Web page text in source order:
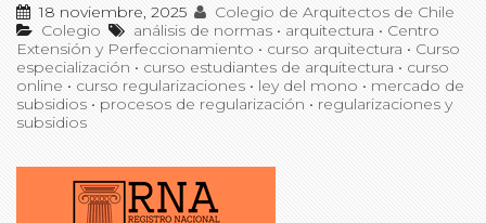
18 noviembre, 2025
Colegio de Arquitectos de Chile
Colegio
análisis de normas • arquitectura • Centro
Extensión y Perfeccionamiento • curso arquitectura • Curso
especialización • curso estudiantes de arquitectura • curso
online • curso regularizaciones • ley del mono • mercado de
subsidios • procesos de regularización • regularizaciones y
subsidios